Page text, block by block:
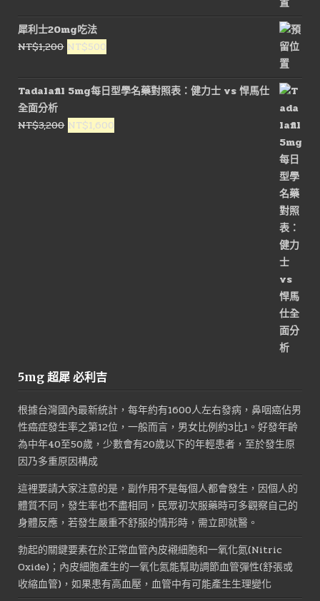
價
格：
NT$1,500。
價
格：
NT$800。
犀利士20mg吃法
NT$1,200 原
價
格：
NT$1,200。
NT$500
價
格：
NT$500。
Tadalafil 5mg每日型學名藥對照表：健力士 vs 悍馬仕
全面分析
NT$3,200 原
NT$1,600
5mg 超犀 必利吉
根據台灣國內最新統計，每年約有1600人左右發病，鼻咽癌佔男
性癌症發生率之第12位，一般而言，男女比例約3比1。好發年齡
為中年40至50歲，少數會有20歲以下的年輕患者，至於發生原
因乃多重原因構成
這裡要請大家注意的是，副作用不是每個人都會發生，因個人的
體質不同，發生率也不盡相同，民眾初次服藥時可多觀察自己的
身體反應，若發生嚴重不舒服的情形時，需立即就醫。
勃起的關鍵要素在於正常血管內皮襯細胞和一氧化氮(Nitric
Oxide)；內皮細胞產生的一氧化氮能幫助調節血管彈性(舒張或
收縮血管)，如果患有高血壓，血管中有可能產生生理變化